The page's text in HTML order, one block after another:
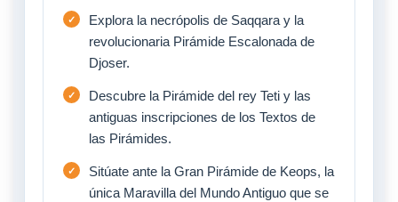
Explora la necrópolis de Saqqara y la
revolucionaria Pirámide Escalonada de
Djoser.
Descubre la Pirámide del rey Teti y las
antiguas inscripciones de los Textos de
las Pirámides.
Sitúate ante la Gran Pirámide de Keops, la
única Maravilla del Mundo Antiguo que se